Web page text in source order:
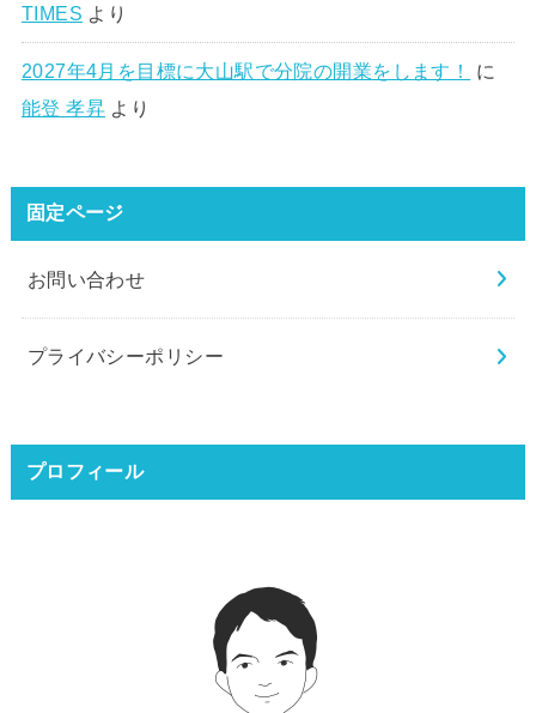
TIMES より
2027年4月を目標に大山駅で分院の開業をします！
に
能登 孝昇より
固定ページ
お問い合わせ
プライバシーポリシー
プロフィール